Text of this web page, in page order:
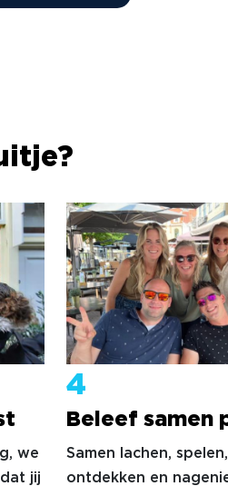
we
jij
4
Beleef samen
Samen lachen, spelen,
ontdekken en